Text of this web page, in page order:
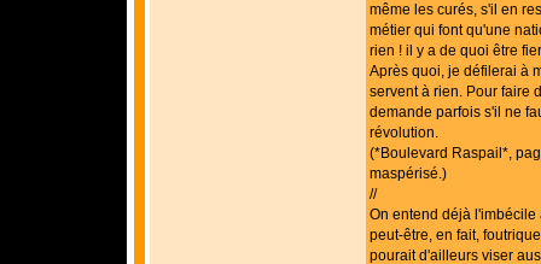
même les curés, s'il en
métier qui font qu'une
rien ! il y a de quoi être
Après quoi, je défilerai à
servent à rien. Pour faire
demande parfois s'il ne
révolution.
(*Boulevard Raspail*,
maspérisé.)
//
On entend déjà l'imbécile
peut-être, en fait,
pourait d'ailleurs viser